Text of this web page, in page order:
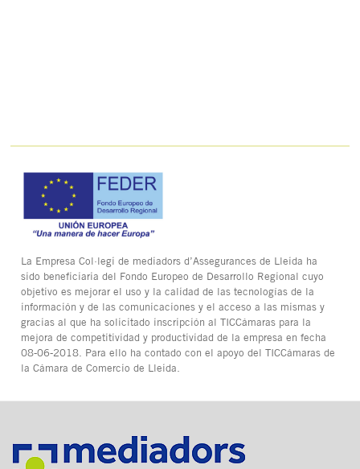
La Empresa Col·legi de mediadors d’Assegurances de Lleida ha
sido beneficiaria del Fondo Europeo de Desarrollo Regional cuyo
objetivo es mejorar el uso y la calidad de las tecnologías de la
información y de las comunicaciones y el acceso a las mismas y
gracias al que ha solicitado inscripción al TICCámaras para la
mejora de competitividad y productividad de la empresa en fecha
08-06-2018. Para ello ha contado con el apoyo del TICCámaras de
la Cámara de Comercio de Lleida.